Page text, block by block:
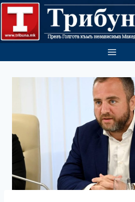
Skip
content